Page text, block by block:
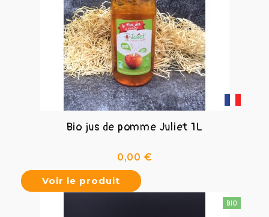
Bio jus de pomme Juliet 1L
0,00 €Prix
Voir le produit